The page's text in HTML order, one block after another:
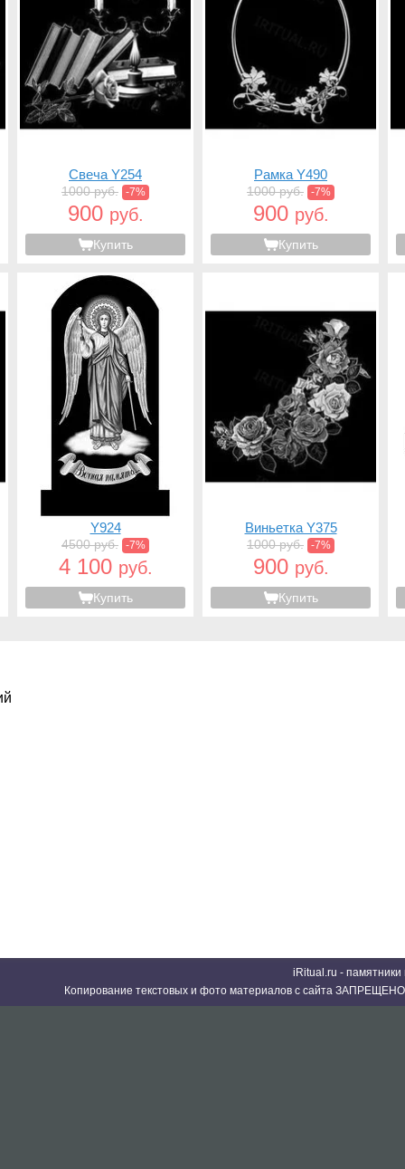
Свеча Y254
1000 руб. -7%
900 руб.
Купить
Рамка Y490
1000 руб. -7%
900 руб.
Купить
Y924
4500 руб. -7%
4 100 руб.
Купить
Виньетка Y375
1000 руб. -7%
900 руб.
Купить
iRitual.ru -
Копирование текстовых и фото материалов с сайта